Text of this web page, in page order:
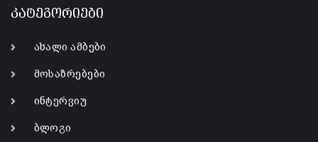
კატეგორიები
ახალი ამბები
მოსაზრებები
ინტერვიუ
ბლოგი